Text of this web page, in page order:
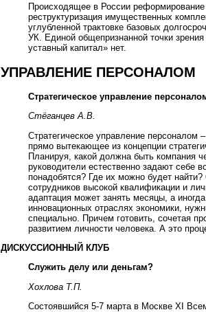
Происходящее в России реформирование
реструктуризация имущественных
углубленной трактовке базовых
УК. Единой общепризнанной точки
уставный капитал» нет.
УПРАВЛЕНИЕ ПЕРСОНАЛОМ
Стратегическое управление
Стёганцев А.В.
Стратегическое управление персоналом
прямо вытекающее из концепции
Планируя, какой должна быть компания
руководители естественно задают себе
понадобятся? Где их можно будет
сотрудников высокой квалификации и
адаптация может занять месяцы, а
инновационных отраслях экономики,
специально. Причем готовить, сочетая
развитием личности человека. А это
ДИСКУССИОННЫЙ КЛУБ
Служить делу или деньгам?
Хохлова Т.П.
Состоявшийся 5-7 марта в Москве XI